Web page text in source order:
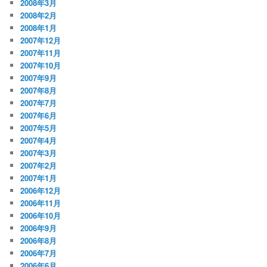
2008年3月
2008年2月
2008年1月
2007年12月
2007年11月
2007年10月
2007年9月
2007年8月
2007年7月
2007年6月
2007年5月
2007年4月
2007年3月
2007年2月
2007年1月
2006年12月
2006年11月
2006年10月
2006年9月
2006年8月
2006年7月